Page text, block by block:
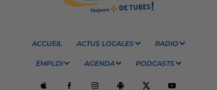
ACCUEIL ACTUS LOCALES RADIO
EMPLOI AGENDA PODCASTS